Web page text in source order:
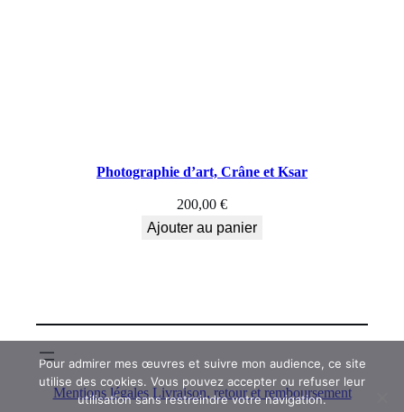
Photographie d’art, Crâne et Ksar
200,00 €
Ajouter au panier
Mentions légales Livraison, retour et remboursement
Pour admirer mes œuvres et suivre mon audience, ce site
utilise des cookies. Vous pouvez accepter ou refuser leur
utilisation sans restreindre votre navigation.